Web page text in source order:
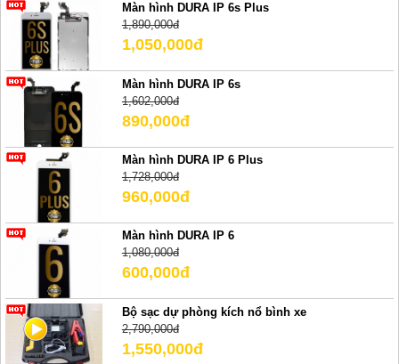
Màn hình DURA IP 6s Plus
1,890,000đ
1,050,000đ
Màn hình DURA IP 6s
1,602,000đ
890,000đ
Màn hình DURA IP 6 Plus
1,728,000đ
960,000đ
Màn hình DURA IP 6
1,080,000đ
600,000đ
Bộ sạc dự phòng kích nổ bình xe
2,790,000đ
1,550,000đ